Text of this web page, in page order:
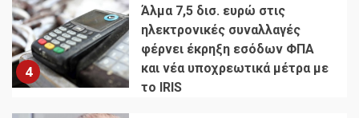
4
Άλμα 7,5 δισ. ευρώ στις
ηλεκτρονικές συναλλαγές
φέρνει έκρηξη εσόδων ΦΠΑ
και νέα υποχρεωτικά μέτρα με
το IRIS